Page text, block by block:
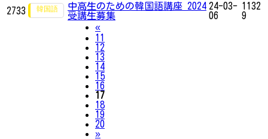
2733
中高生のための韓国語講座 2024
受講生募集
24-03-
06
1132
9
«Previous
11
12
13
14
15
16
17
18
19
20
»Next